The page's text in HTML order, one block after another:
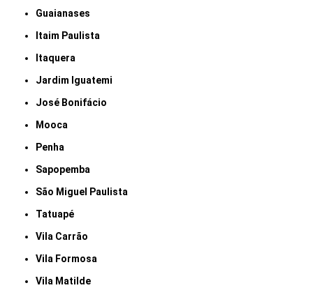
Guaianases
Itaim Paulista
Itaquera
Jardim Iguatemi
José Bonifácio
Mooca
Penha
Sapopemba
São Miguel Paulista
Tatuapé
Vila Carrão
Vila Formosa
Vila Matilde